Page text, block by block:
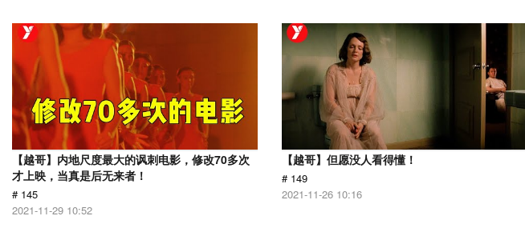
【越哥】内地尺度最大的讽刺电影，修改70多次
才上映，当真是后无来者！
# 145
2021-11-29 10:52
【越哥】但愿没人看得懂！
# 149
2021-11-26 10:16